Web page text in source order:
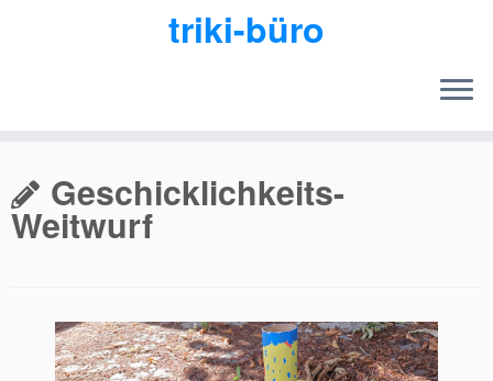
Inhalt
springen
triki-büro
Geschicklichkeits-
Weitwurf